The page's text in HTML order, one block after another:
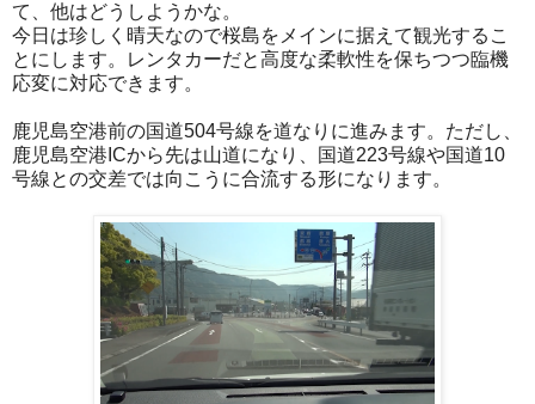
て、他はどうしようかな。
今日は珍しく晴天なので桜島をメインに据えて観光するこ
とにします。レンタカーだと高度な柔軟性を保ちつつ臨機
応変に対応できます。
鹿児島空港前の国道504号線を道なりに進みます。ただし、
鹿児島空港ICから先は山道になり、国道223号線や国道10
号線との交差では向こうに合流する形になります。